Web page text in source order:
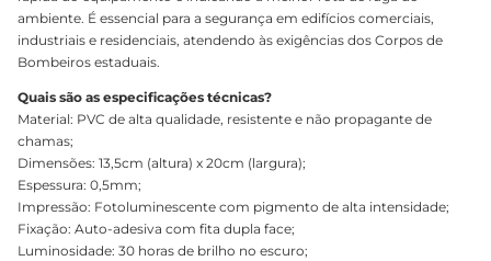
ambiente. É essencial para a segurança em edifícios comerciais,
industriais e residenciais, atendendo às exigências dos Corpos de
Bombeiros estaduais.
Quais são as especificações técnicas?
Material: PVC de alta qualidade, resistente e não propagante de
chamas;
Dimensões: 13,5cm (altura) x 20cm (largura);
Espessura: 0,5mm;
Impressão: Fotoluminescente com pigmento de alta intensidade;
Fixação: Auto-adesiva com fita dupla face;
Luminosidade: 30 horas de brilho no escuro;